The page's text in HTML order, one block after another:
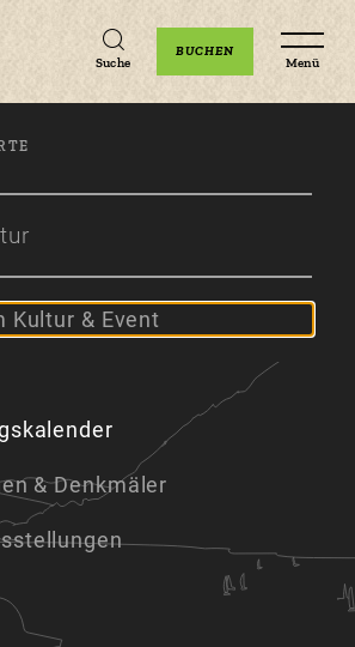
Zum
Zur
Zum
Suche
BUCHEN
Menü
Kultur & Event
& Denkmäler
Veranstaltungen